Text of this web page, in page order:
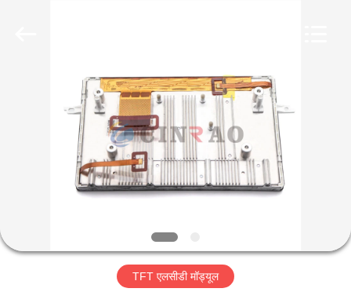
हमारे
TFT एलसीडी मॉड्यूल